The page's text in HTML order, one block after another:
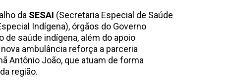
da SESAI (Secretaria Especial de Saúde
Indígena), órgãos do Governo
saúde indígena, além do apoio
nova ambulância reforça a parceria
Antônio João, que atuam de forma
região.